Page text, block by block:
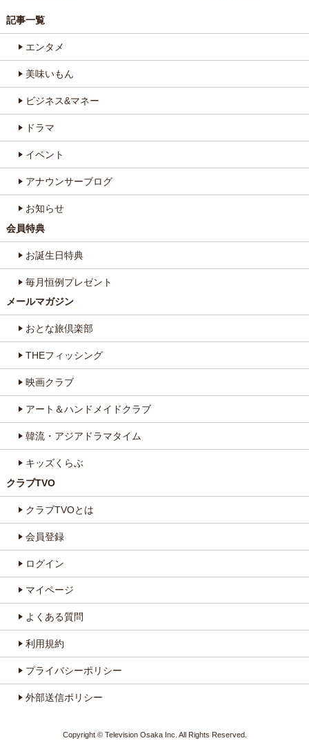
記事一覧
エンタメ
美味いもん
ビジネス&マネー
ドラマ
イベント
アナウンサーブログ
お知らせ
会員特典
お誕生日特典
毎月恒例プレゼント
メールマガジン
おとな旅倶楽部
THEフィッシング
映画クラブ
アート＆ハンドメイドクラブ
韓流・アジアドラマタイム
キッズくらぶ
クラブTVO
クラブTVOとは
会員登録
ログイン
マイページ
よくある質問
利用規約
プライバシーポリシー
外部送信ポリシー
Copyright © Television Osaka Inc. All Rights Reserved.